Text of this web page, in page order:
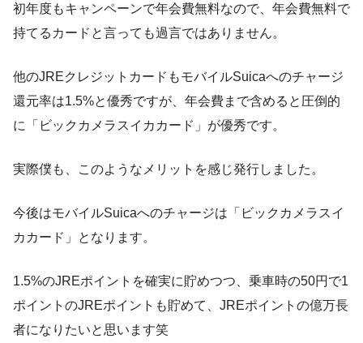
初年度もキャンペーンで年会費無料なので、年会費無料で
持てるカードと言っても過言ではありません。
他のJREクレジットカードもモバイルSuicaへのチャージ
還元率は1.5%と優秀ですが、年会費まで含めると圧倒的
に「ビックカメラスイカカード」が優秀です。
実際僕も、このようなメリットを感じ発行しました。
今後はモバイルSuicaへのチャージは「ビックカメラスイ
カカード」となります。
1.5%のJREポイントを確実に貯めつつ、乗車時の50円で1
ポイントのJREポイントも貯めて、JREポイントの億万長
者になりたいと思います笑